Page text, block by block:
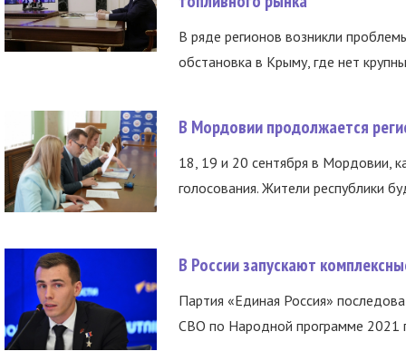
В ряде регионов возникли
обстановка в Крыму, где нет
В Мордовии продолжается
18, 19 и 20 сентября в Мордовии,
голосования. Жители республики
В России запускают
Партия «Единая Россия»
СВО по Народной программе 2021